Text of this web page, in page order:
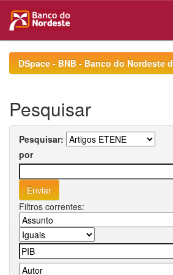
navigationDSpace - BNB - Banco do Nordeste
Pesquisar
Pesquisar:
por
Filtros correntes: